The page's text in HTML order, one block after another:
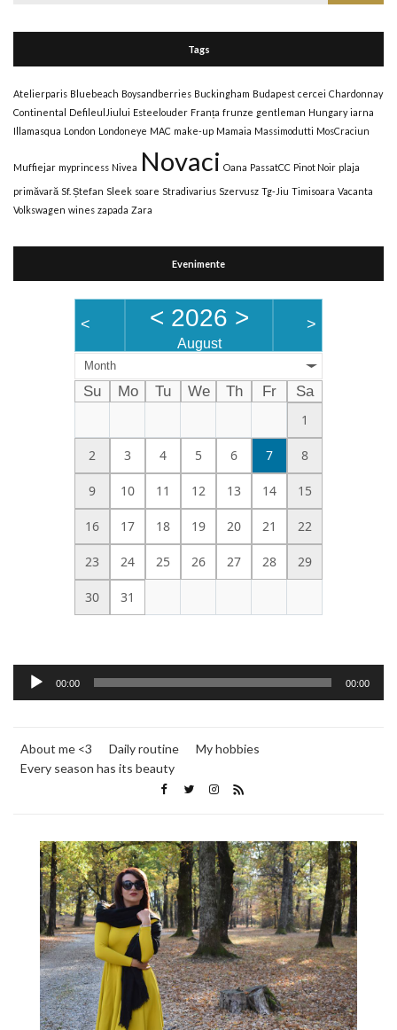
Tags
Atelierparis Bluebeach Boysandberries Buckingham Budapest cercei Chardonnay
Continental DefileulJiului Esteelouder Franța frunze gentleman Hungary iarna
Illamasqua London Londoneye MAC make-up Mamaia Massimodutti MosCraciun
Muffiejar myprincess Nivea Novaci Oana PassatCC Pinot Noir plaja
primăvară Sf. Ștefan Sleek soare Stradivarius Szervusz Tg-Jiu Timisoara Vacanta
Volkswagen wines zapada Zara
Evenimente
< < 2026 >
August
>
Month
Su Mo Tu We Th Fr
Sa
1
2 3 4 5 6 7 8
9 10 11 12 13 14 15
16 17 18 19 20 21 22
23 24 25 26 27 28 29
30 31
Audio
Player
00:00 00:00
About me <3 Daily routine
My hobbies
Every season has its beauty